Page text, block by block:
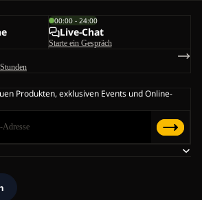
00:00 - 24:00
Live-Chat
Starte ein Gespräch
Produkten, exklusiven Events und Online-